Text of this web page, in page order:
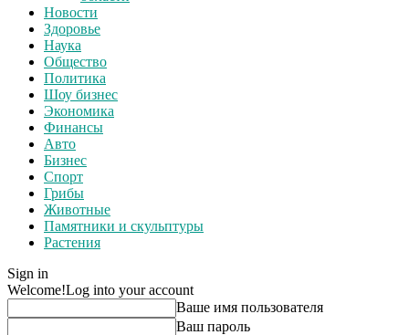
Новости
Здоровье
Наука
Общество
Политика
Шоу бизнес
Экономика
Финансы
Авто
Бизнес
Спорт
Грибы
Животные
Памятники и скульптуры
Растения
Sign in
Welcome!Log into your account
Ваше имя пользователя
Ваш пароль